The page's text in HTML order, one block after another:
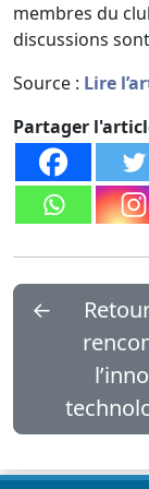
membres du
discussions
Source : Lire
Partager
←